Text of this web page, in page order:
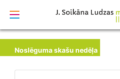
Noslēguma skašu nedēļa
izstrādāts